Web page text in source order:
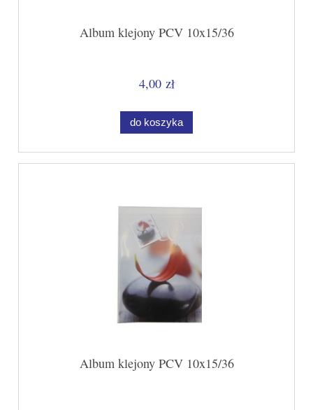
Album klejony PCV 10x15/36
4,00 zł
do koszyka
Album klejony PCV 10x15/36